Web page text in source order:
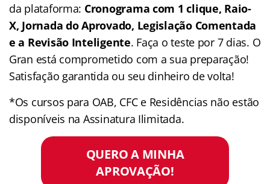
da plataforma: Cronograma com 1 clique, Raio-
X, Jornada do Aprovado, Legislação Comentada
e a Revisão Inteligente. Faça o teste por 7 dias. O
Gran está comprometido com a sua preparação!
Satisfação garantida ou seu dinheiro de volta!
*Os cursos para OAB, CFC e Residências não estão
disponíveis na Assinatura Ilimitada.
QUERO A MINHA
APROVAÇÃO!